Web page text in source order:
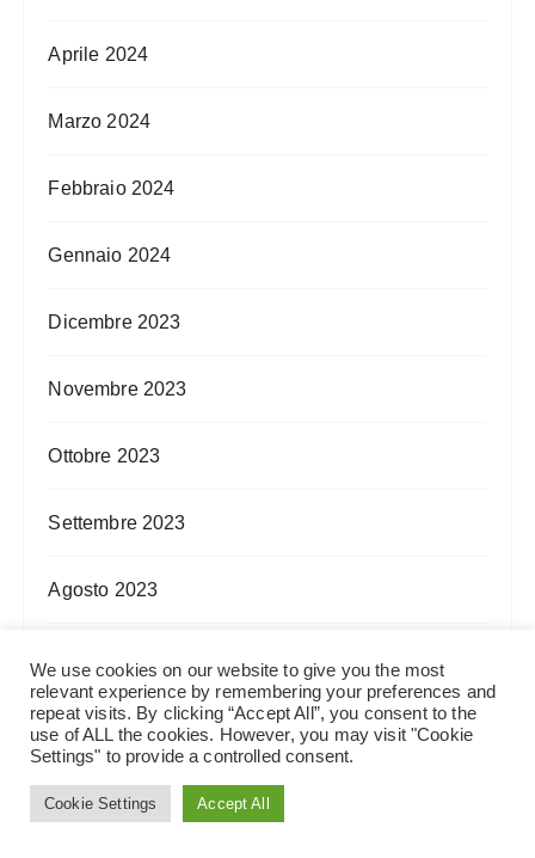
Aprile 2024
Marzo 2024
Febbraio 2024
Gennaio 2024
Dicembre 2023
Novembre 2023
Ottobre 2023
Settembre 2023
Agosto 2023
Giugno 2023
Maggio 2023
We use cookies on our website to give you the most
relevant experience by remembering your preferences and
repeat visits. By clicking “Accept All”, you consent to the
use of ALL the cookies. However, you may visit "Cookie
Settings" to provide a controlled consent.
Cookie Settings Accept All